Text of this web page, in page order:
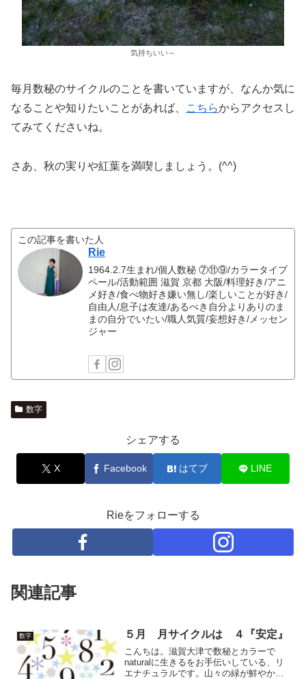
気持ちいい～
毎月数秘のサイクルのことを書いていますが、なんか気に
なることや知りたいことがあれば、
こちらからアクセスし
てみてくださいね。
さあ、秋の実りや紅葉を満喫しましょう。(^^)
この記事を書いた人
Rie
1964.2.7生まれ/個人数秘 ⑦⑪⑨/カラータイプ
ペール/活動範囲 滋賀 京都 大阪/料理好き/アニ
メ好き/食べ物好き嫌い無し/楽しいことが好き/
自由人/息子は友達/あるべき自分よりありのま
まの自分でいたい/職人気質/妄想好き/メッセン
ジャー
数字
シェアする
X Facebook はてブ LINE
Rieをフォローする
関連記事
数字 ５月 月サイクルは ４『安定』
こんちは。滋賀大津で数秘とカラーで
naturalに生きるをお手伝いしている、リ
エナチュラルです。山々の緑が鮮やか